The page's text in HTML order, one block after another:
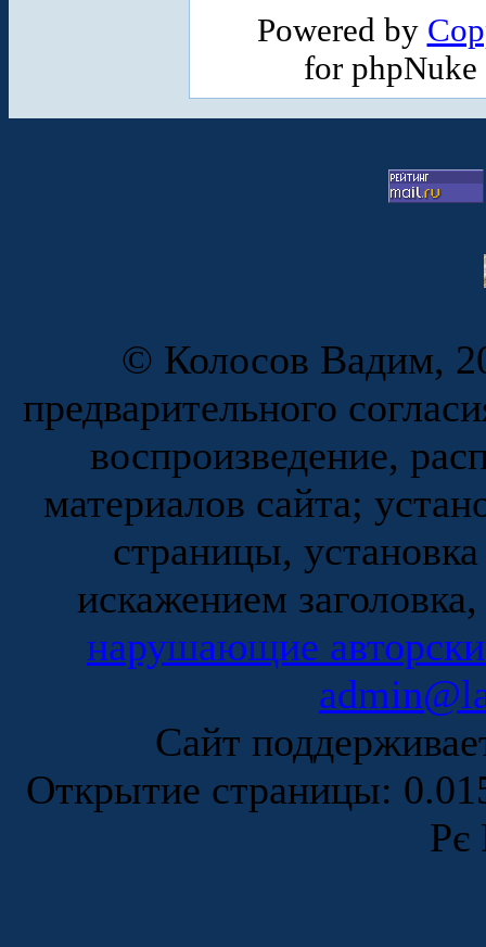
Powered by
for
© Колосов Вадим,
предварительного
воспроизведение,
материалов сайта;
страницы,
искажением
нарушающие
Сайт
Открытие страницы:
Рє